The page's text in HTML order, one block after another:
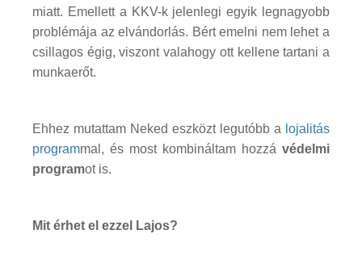
miatt. Emellett a KKV-k jelenlegi egyik legnagyobb
problémája az elvándorlás. Bért emelni nem lehet a
csillagos égig, viszont valahogy ott kellene tartani a
munkaerőt.
Ehhez mutattam Neked eszközt legutóbb a lojalitás
programmal, és most kombináltam hozzá védelmi
programot is.
Mit érhet el ezzel Lajos?